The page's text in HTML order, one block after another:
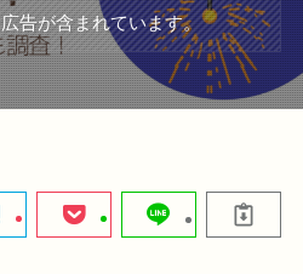
告が含まれています。